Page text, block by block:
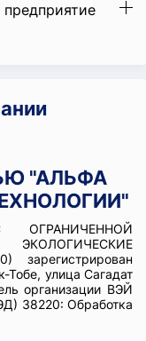
"АЛЬФА
ОГРАНИЧЕННОЙ
улица Сагадат
организации ВЭЙ
38220: Обработка